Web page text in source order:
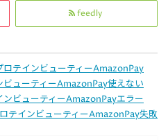
feedly
ロテインビューティーAmazonPay
ビューティーAmazonPay使えない
ンビューティーAmazonPayエラー
テインビューティーAmazonPay失敗